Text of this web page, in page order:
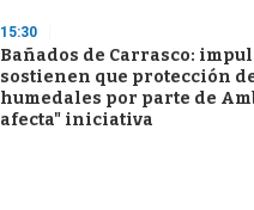
15:30
Bañados de Carrasco:
sostienen que protección
humedales por parte de
afecta" iniciativa